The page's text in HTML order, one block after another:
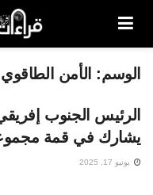
الوسم: الأمن الطاقوي
الرئيس الجنوب إفريقي
يشارك في قمة مجموعة الـ7
يونيو 17, 2025